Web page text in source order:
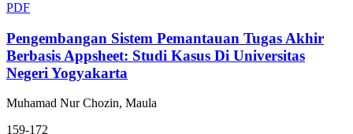
PDF
Pengembangan Sistem Pemantauan Tugas Akhir
Berbasis Appsheet: Studi Kasus Di Universitas
Negeri Yogyakarta
Muhamad Nur Chozin, Maula
159-172